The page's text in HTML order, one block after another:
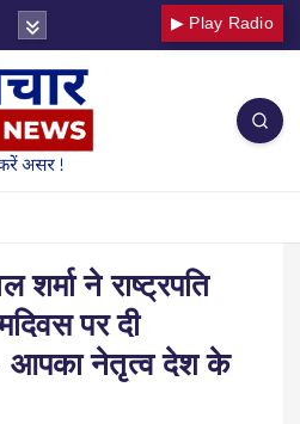
▶ Play Radio
ने राष्ट्रपति
पर दी
आपका नेतृत्व देश के